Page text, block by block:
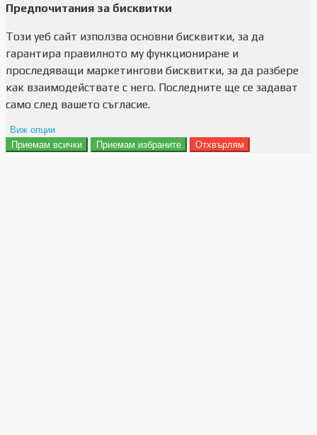
Предпочитания за бисквитки
Този уеб сайт използва основни бисквитки, за да
гарантира правилното му функциониране и
проследяващи маркетингови бисквитки, за да разбере
как взаимодействате с него. Последните ще се задават
само след вашето съгласие.
Виж опции
Препочитания за реклами
Приемам всички Приемам избраните Отхвърлям